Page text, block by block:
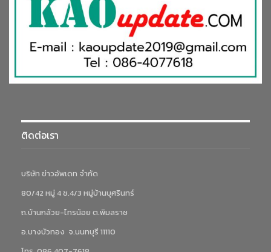
ติดต่อเรา
บริษัท ข่าวอัพเดท จำกัด
80/42 หมู่ 4 ซ.4/3 หมู่บ้านบุศรินทร์
ถ.บ้านกล้วย-ไทรน้อย ต.พิมลราช
อ.บางบัวทอง จ.นนทบุรี 11110